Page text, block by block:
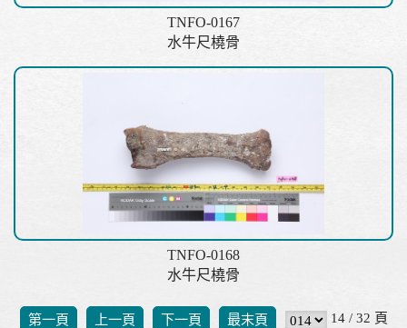
TNFO-0167
水牛尺橈骨
TNFO-0168
水牛尺橈骨
第一頁 上一頁 下一頁 最末頁 14 / 32 頁